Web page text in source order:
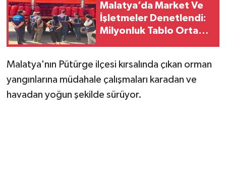
Malatya’da Market Ve
İşletmeler Denetlendi:
Milyonluk Tablo Ortaya
Malatya'nın Pütürge ilçesi kırsalında çıkan orman
yangınlarına müdahale çalışmaları karadan ve
havadan yoğun şekilde sürüyor.